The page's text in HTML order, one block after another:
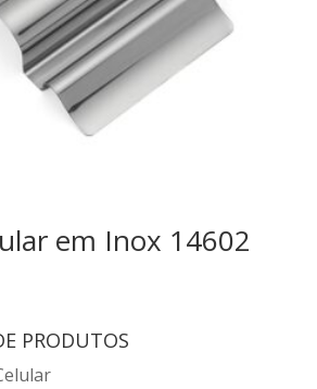
em Inox 14602
PRODUTOS